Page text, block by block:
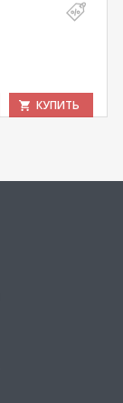
КУПИТЬ